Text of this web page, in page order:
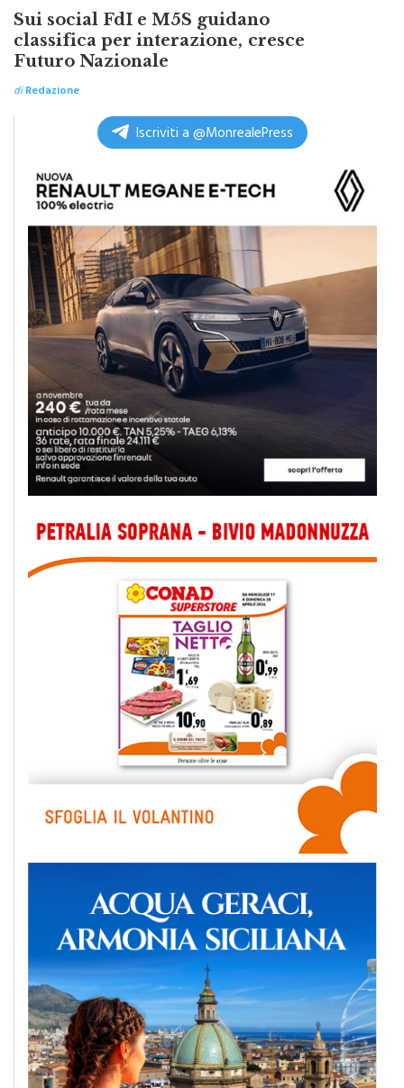
TOP NEWS ITALPRESS
Sui social FdI e M5S guidano
classifica per interazione, cresce
Futuro Nazionale
di